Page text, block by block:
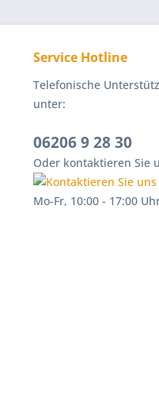
Service Hotline
Telefonische
unter:
06206 9 28 30
Oder kontaktieren Sie
Mo-Fr, 10:00 - 17:00